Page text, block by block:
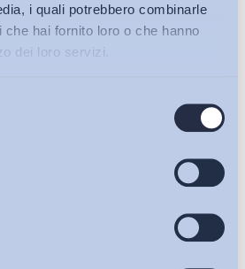
i quali potrebbero combinarle
hai fornito loro o che hanno
dei loro servizi.